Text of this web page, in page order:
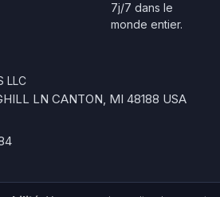
7j/7 dans le
monde entier.
LLC
LN CANTON, MI 48188 USA